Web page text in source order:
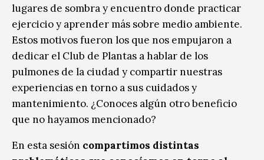
lugares de sombra y encuentro donde practicar
ejercicio y aprender más sobre medio ambiente.
Estos motivos fueron los que nos empujaron a
dedicar el Club de Plantas a hablar de los
pulmones de la ciudad y compartir nuestras
experiencias en torno a sus cuidados y
mantenimiento. ¿Conoces algún otro beneficio
que no hayamos mencionado?
En esta sesión compartimos distintas